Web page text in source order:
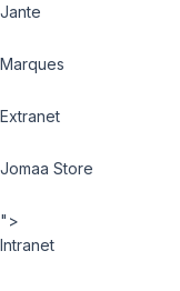
Jante
Marques
Extranet
Jomaa Store
">
Intranet